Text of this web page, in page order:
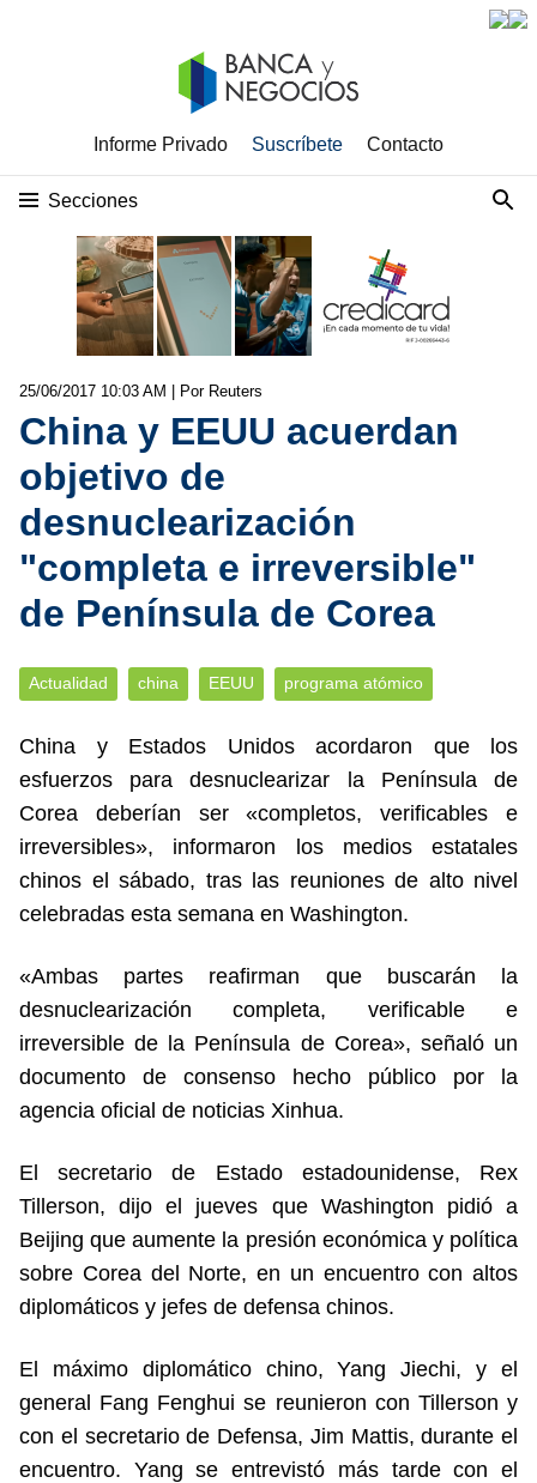
Informe Privado Suscríbete Contacto
Secciones
25/06/2017 10:03 AM | Por Reuters
China y EEUU acuerdan
objetivo de
desnuclearización
"completa e irreversible"
de Península de Corea
Actualidad china EEUU programa atómico
China y Estados Unidos acordaron que los
esfuerzos para desnuclearizar la Península de
Corea deberían ser «completos, verificables e
irreversibles», informaron los medios estatales
chinos el sábado, tras las reuniones de alto nivel
celebradas esta semana en Washington.
«Ambas partes reafirman que buscarán la
desnuclearización completa, verificable e
irreversible de la Península de Corea», señaló un
documento de consenso hecho público por la
agencia oficial de noticias Xinhua.
El secretario de Estado estadounidense, Rex
Tillerson, dijo el jueves que Washington pidió a
Beijing que aumente la presión económica y política
sobre Corea del Norte, en un encuentro con altos
diplomáticos y jefes de defensa chinos.
El máximo diplomático chino, Yang Jiechi, y el
general Fang Fenghui se reunieron con Tillerson y
con el secretario de Defensa, Jim Mattis, durante el
encuentro. Yang se entrevistó más tarde con el